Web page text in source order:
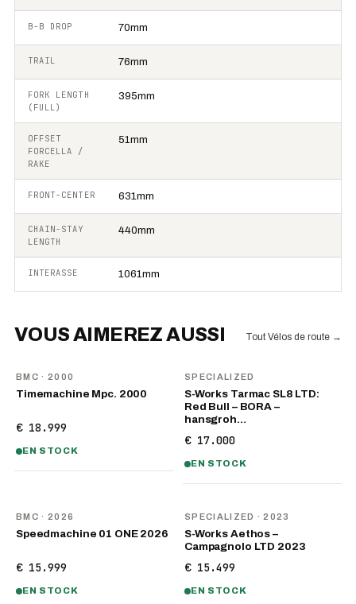
B-B DROP 70mm
TRAIL 76mm
FORK LENGTH
(FULL)
395mm
OFFSET
FORCELLA /
RAKE
51mm
FRONT-CENTER 631mm
CHAIN-STAY
LENGTH
440mm
INTERASSE 1061mm
VOUS AIMEREZ AUSSI Tout Vélos de route →
BMC · 2000
Timemachine Mpc. 2000
€ 18.999
EN STOCK
SPECIALIZED
S-Works Tarmac SL8 LTD:
Red Bull – BORA –
hansgroh…
€ 17.000
EN STOCK
BMC · 2026
Speedmachine 01 ONE 2026
€ 15.999
EN STOCK
SPECIALIZED · 2023
S-Works Aethos –
Campagnolo LTD 2023
€ 15.499
EN STOCK